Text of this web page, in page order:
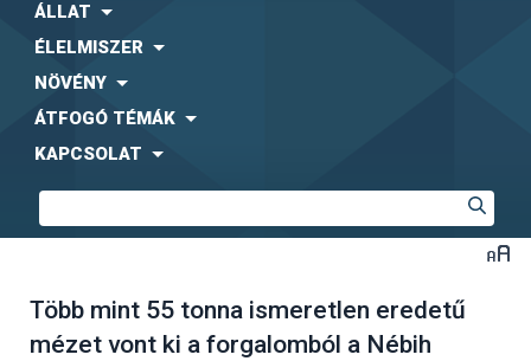
ÁLLAT
ÉLELMISZER
NÖVÉNY
ÁTFOGÓ TÉMÁK
KAPCSOLAT
Több mint 55 tonna ismeretlen eredetű
mézet vont ki a forgalomból a Nébih